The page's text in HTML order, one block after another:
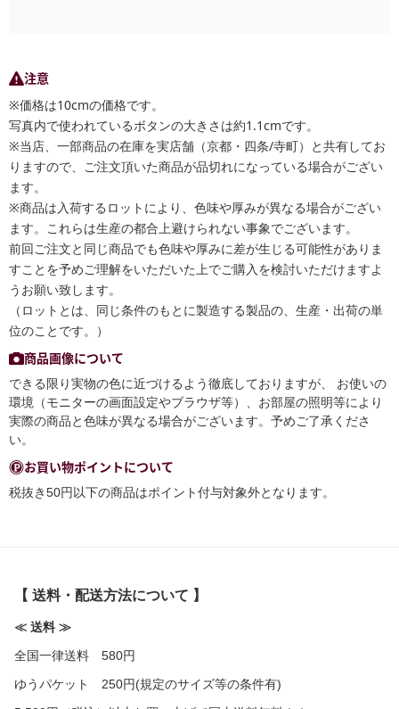
注意
※価格は10cmの価格です。
写真内で使われているボタンの大きさは約1.1cmです。
※当店、一部商品の在庫を実店舗（京都・四条/寺町）と共有してお
りますので、ご注文頂いた商品が品切れになっている場合がござい
ます。
※商品は入荷するロットにより、色味や厚みが異なる場合がござい
ます。これらは生産の都合上避けられない事象でございます。
前回ご注文と同じ商品でも色味や厚みに差が生じる可能性がありま
すことを予めご理解をいただいた上でご購入を検討いただけますよ
うお願い致します。
（ロットとは、同じ条件のもとに製造する製品の、生産・出荷の単
位のことです。）
商品画像について
できる限り実物の色に近づけるよう徹底しておりますが、 お使いの
環境（モニターの画面設定やブラウザ等）、お部屋の照明等により
実際の商品と色味が異なる場合がございます。予めご了承くださ
い。
お買い物ポイントについて
税抜き50円以下の商品はポイント付与対象外となります。
【 送料・配送方法について 】
≪ 送料 ≫
全国一律送料 580円
ゆうパケット 250円(規定のサイズ等の条件有)